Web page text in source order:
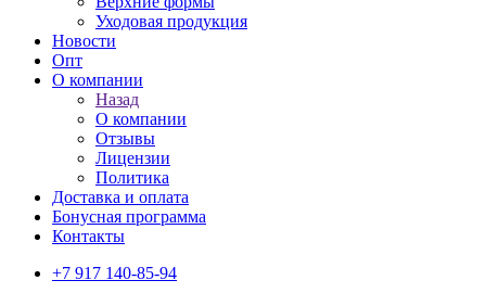
Уходовая продукция
Новости
Опт
О компании
Назад
О компании
Отзывы
Лицензии
Политика
Доставка и оплата
Бонусная программа
Контакты
+7 917 140-85-94